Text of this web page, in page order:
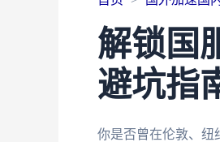
解锁国
避坑指
你是否曾在伦敦、纽